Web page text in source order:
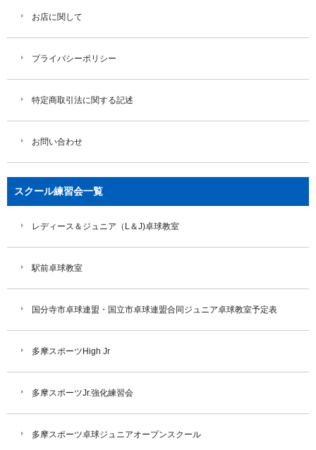
お店に関して
プライバシーポリシー
特定商取引法に関する記述
お問い合わせ
スクール練習会一覧
レディース＆ジュニア（L＆J)卓球教室
駅前卓球教室
国分寺市卓球連盟・国立市卓球連盟合同ジュニア卓球教室予定表
多摩スポーツHigh Jr
多摩スポーツJr.強化練習会
多摩スポーツ卓球ジュニアオープンスクール